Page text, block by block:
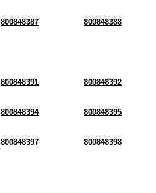
800848387 800848388
800848391 800848392
800848394 800848395
800848397 800848398